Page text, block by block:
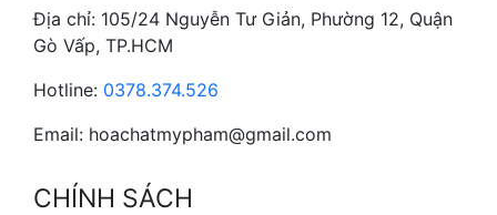
Địa chỉ: 105/24 Nguyễn Tư Giản, Phường 12, Quận
Gò Vấp, TP.HCM
Hotline: 0378.374.526
Email: hoachatmypham@gmail.com
CHÍNH SÁCH